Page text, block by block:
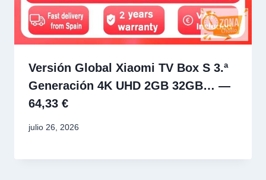
Versión Global Xiaomi TV Box S 3.ª
Generación 4K UHD 2GB 32GB… —
64,33 €
julio 26, 2026